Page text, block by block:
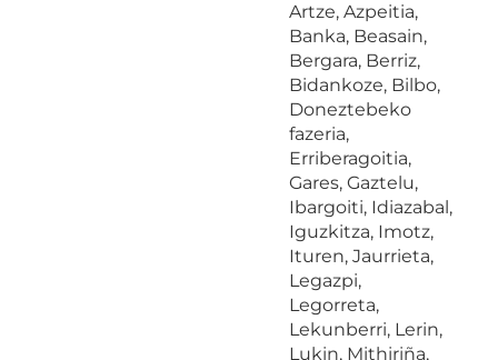
Artze, Azpeitia,
Banka, Beasain,
Bergara, Berriz,
Bidankoze, Bilbo,
Doneztebeko
fazeria,
Erriberagoitia,
Gares, Gaztelu,
Ibargoiti, Idiazabal,
Iguzkitza, Imotz,
Ituren, Jaurrieta,
Legazpi,
Legorreta,
Lekunberri, Lerin,
Lukin, Mithiriña,